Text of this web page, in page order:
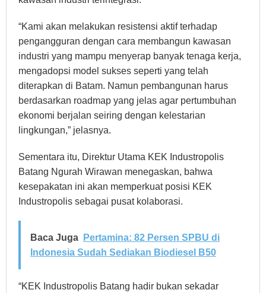
“Kami akan melakukan resistensi aktif terhadap
pengangguran dengan cara membangun kawasan
industri yang mampu menyerap banyak tenaga kerja,
mengadopsi model sukses seperti yang telah
diterapkan di Batam. Namun pembangunan harus
berdasarkan roadmap yang jelas agar pertumbuhan
ekonomi berjalan seiring dengan kelestarian
lingkungan,” jelasnya.
Sementara itu, Direktur Utama KEK Industropolis
Batang Ngurah Wirawan menegaskan, bahwa
kesepakatan ini akan memperkuat posisi KEK
Industropolis sebagai pusat kolaborasi.
Baca Juga
Pertamina: 82 Persen SPBU di
Indonesia Sudah Sediakan Biodiesel B50
“KEK Industropolis Batang hadir bukan sekadar